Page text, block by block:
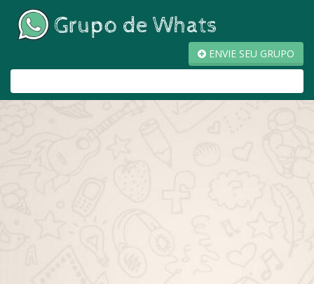
ENVIE SEU GRUPO